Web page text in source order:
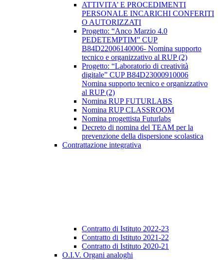
ATTIVITA’ E PROCEDIMENTI
PERSONALE INCARICHI CONFERITI
O AUTORIZZATI
Progetto: “Anco Marzio 4.0
PEDETEMPTIM” CUP
B84D22006140006- Nomina supporto
tecnico e organizzativo al RUP (2)
Progetto: “Laboratorio di creatività
digitale” CUP B84D23000910006
Nomina supporto tecnico e organizzativo
al RUP (2)
Nomina RUP FUTURLABS
Nomina RUP CLASSROOM
Nomina progettista Futurlabs
Decreto di nomina del TEAM per la
prevenzione della dispersione scolastica
Contrattazione integrativa
Contratto di Istituto 2022-23
Contratto di Istituto 2021-22
Contratto di Istituto 2020-21
O.I.V. Organi analoghi